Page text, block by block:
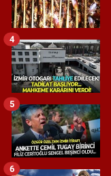
4
5
6